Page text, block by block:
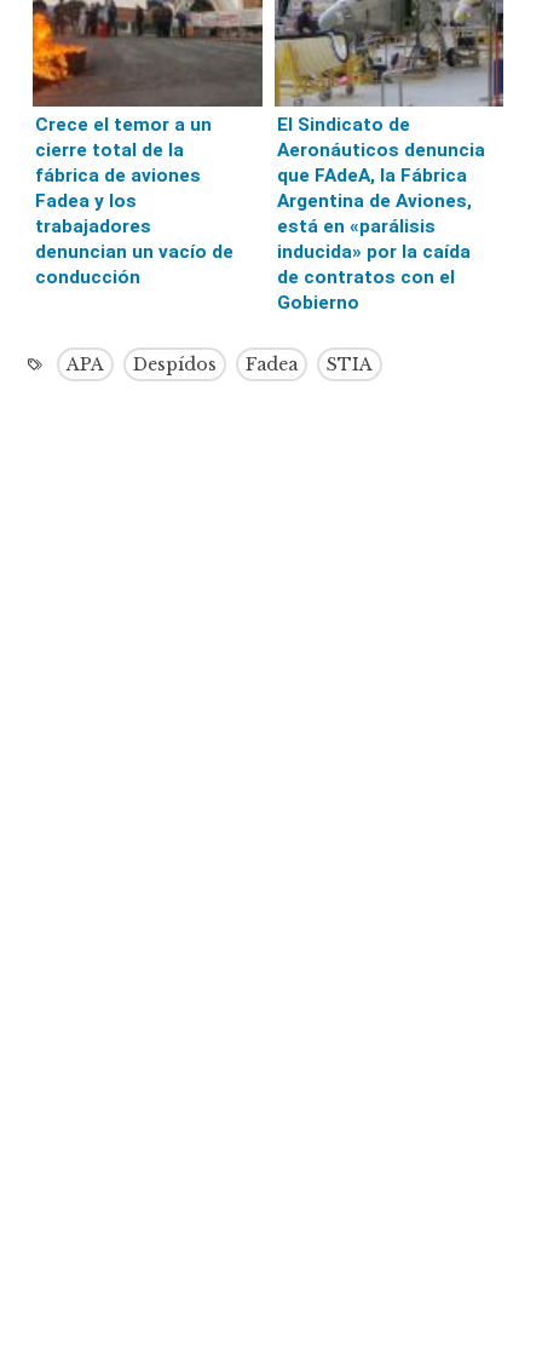
Crece el temor a un
cierre total de la
fábrica de aviones
Fadea y los
trabajadores
denuncian un vacío de
conducción
El Sindicato de
Aeronáuticos denuncia
que FAdeA, la Fábrica
Argentina de Aviones,
está en «parálisis
inducida» por la caída
de contratos con el
Gobierno
APA Despídos Fadea STIA